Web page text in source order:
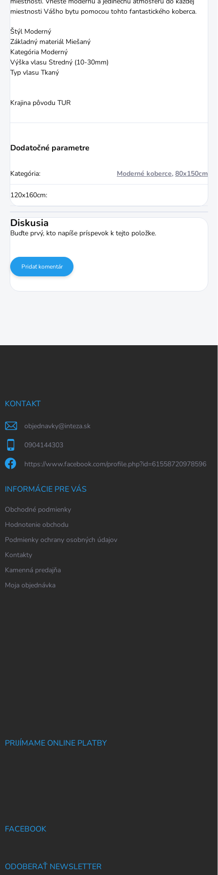
miestnosti Vášho bytu pomocou tohto fantastického koberca.
Štýl Moderný
Základný materiál Miešaný
Kategória Moderný
Výška vlasu Stredný (10-30mm)
Typ vlasu Tkaný
Krajina pôvodu TUR
Dodatočné parametre
Kategória: Moderné koberce, 80x150cm
120x160cm:
Diskusia
Buďte prvý, kto napíše príspevok k tejto položke.
Pridať komentár
Z
KONTAKT
objednavky@inteza.sk
0904144303
https://www.facebook.com/profile.php?id=61558720978596
INFORMÁCIE PRE VÁS
Obchodné podmienky
Hodnotenie obchodu
Podmienky ochrany osobných údajov
Kontakty
Kamenná predajňa
Moja objednávka
PRIJÍMAME ONLINE PLATBY
FACEBOOK
ODOBERAŤ NEWSLETTER